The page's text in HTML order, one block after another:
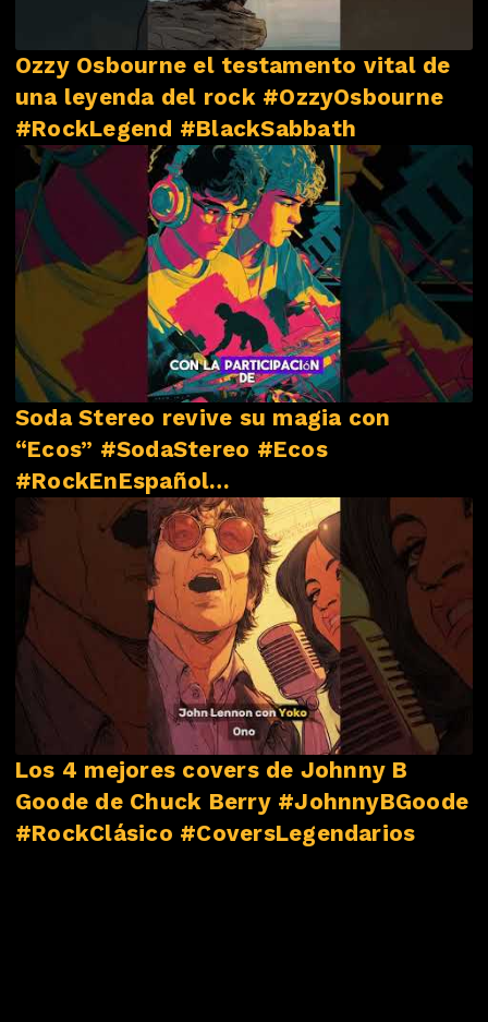
Ozzy Osbourne el testamento vital de
una leyenda del rock #OzzyOsbourne
#RockLegend #BlackSabbath
Soda Stereo revive su magia con
“Ecos” #SodaStereo #Ecos
#RockEnEspañol
#NovedadesMusicales
Los 4 mejores covers de Johnny B
Goode de Chuck Berry #JohnnyBGoode
#RockClásico #CoversLegendarios